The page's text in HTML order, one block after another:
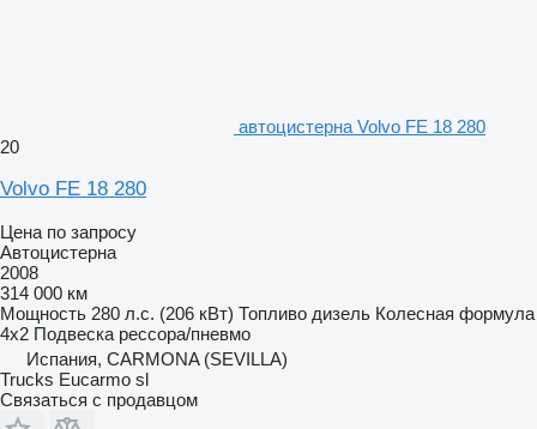
автоцистерна Volvo FE 18 280
20
Volvo FE 18 280
Цена по запросу
Автоцистерна
2008
314 000 км
Мощность 280 л.с. (206 кВт) Топливо дизель Колесная формула
4x2 Подвеска рессора/пневмо
Испания, CARMONA (SEVILLA)
Trucks Eucarmo sl
Связаться с продавцом